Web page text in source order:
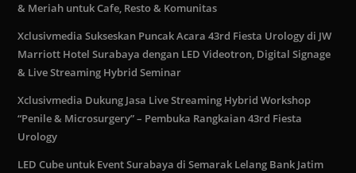
& Meriah untuk Cafe, Resto & Komunitas
Xclusivmedia Sukseskan Puncak Acara 43rd Fiesta Urology di JW
Marriott Hotel Surabaya dengan LED Videotron, Digital Signage
& Live Streaming Hybrid Seminar
Xclusivmedia Dukung Jasa Live Streaming Hybrid Workshop
“Penile & Microsurgery” – Pembuka Rangkaian 43rd Fiesta
Urology
LED Cube untuk Event Surabaya di Semarak Lelang Bank Jatim